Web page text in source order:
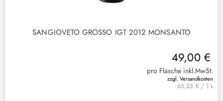
SANGIOVETO GROSSO IGT 2012 MONSANTO
49,00 €
pro Flasche inkl.MwSt.
zzgl. Versandkosten
65,33 € / 1 L